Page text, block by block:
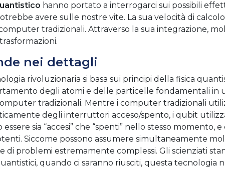
hanno portato a interrogarci sui possibili
avere sulle nostre vite. La sua velocità di
tradizionali. Attraverso la sua integrazione,
nei dettagli
rivoluzionaria si basa sui principi della fisica
degli atomi e delle particelle fondamentali in
tradizionali. Mentre i computer tradizionali
degli interruttori acceso/spento, i qubit
sia “accesi” che “spenti” nello stesso momento,
Siccome possono assumere simultaneamente
di problemi estremamente complessi. Gli scienziati
quando ci saranno riusciti, questa tecnologia